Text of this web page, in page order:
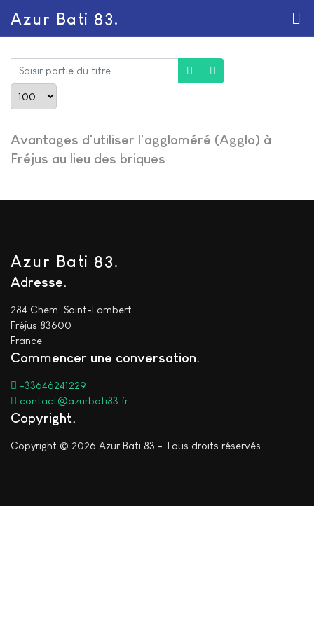
Azur Bati 83.
Saisir partie du titre
Avantages d'utiliser l'aggloméré (Agglo) à
Fréjus au lieu des briques
Azur Bati 83.
Adresse
284 Chem. Saint-Lambert
Fréjus 83600
France
Commencer une conversation
+33646241229
contact@azurbati83.fr
Copyright
Copyright © 2026 Azur Bati 83 - Tous droits réservés